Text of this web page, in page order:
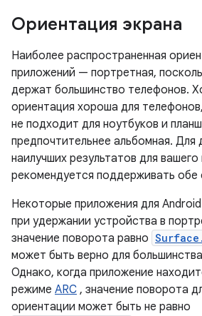
Ориентация экрана
Наиболее распространенная
приложений — портретная,
держат большинство телефонов.
ориентация хороша для
не подходит для ноутбуков и
предпочтительнее альбомная. Для
наилучших результатов для
рекомендуется поддерживать обе
Некоторые приложения для
при удержании устройства в
значение поворота равно
может быть верно для
Однако, когда приложение
режиме ARC , значение поворота
ориентации может быть не равно